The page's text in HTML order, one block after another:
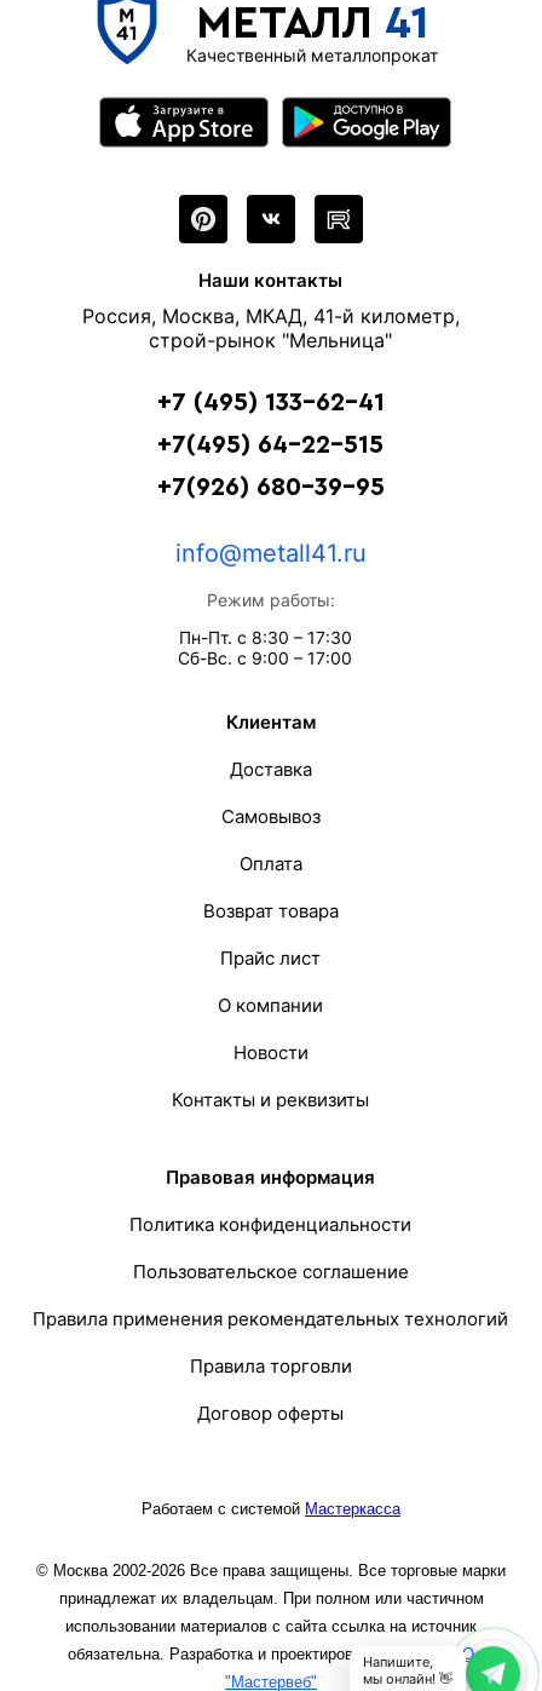
МЕТАЛЛ 41
Качественный металлопрокат
Наши контакты
Россия, Москва, МКАД, 41-й километр,
строй-рынок "Мельница"
+7 (495) 133-62-41
+7(495) 64-22-515
+7(926) 680-39-95
info@metall41.ru
Режим работы:
Пн-Пт. с 8:30 – 17:30
Сб-Вс. с 9:00 – 17:00
Клиентам
Доставка
Самовывоз
Оплата
Возврат товара
Прайс лист
О компании
Новости
Контакты и реквизиты
Правовая информация
Политика конфиденциальности
Пользовательское соглашение
Правила применения рекомендательных технологий
Правила торговли
Договор оферты
Работаем с системой Мастеркасса
© Москва 2002-2026 Все права защищены. Все торговые марки
принадлежат их владельцам. При полном или частичном
использовании материалов с сайта ссылка на источник
обязательна. Разработка и проектирование сайта
ООО
"Мастервеб"
Напишите,
мы онлайн! 👋